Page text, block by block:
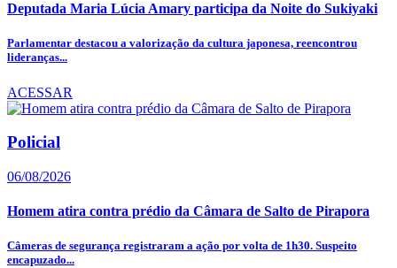
Deputada Maria Lúcia Amary participa da Noite do Sukiyaki
Parlamentar destacou a valorização da cultura japonesa, reencontrou
lideranças...
ACESSAR
Policial
06/08/2026
Homem atira contra prédio da Câmara de Salto de Pirapora
Câmeras de segurança registraram a ação por volta de 1h30. Suspeito
encapuzado...